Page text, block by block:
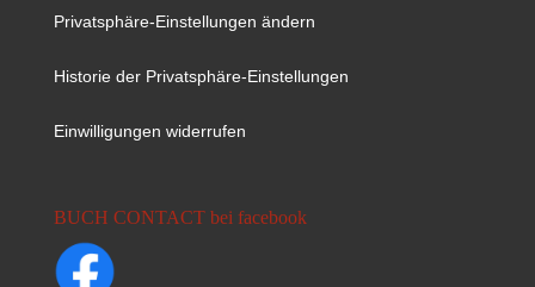
Privatsphäre-Einstellungen ändern
Historie der Privatsphäre-Einstellungen
Einwilligungen widerrufen
BUCH CONTACT bei facebook